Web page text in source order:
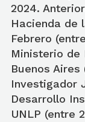
2024.
Hacienda de
Febrero
Ministerio de
Buenos Aires
Investigador
Desarrollo
UNLP (entre